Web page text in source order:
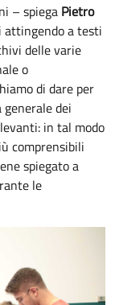
– spiega Pietro
a testi
delle varie
o
di dare per
generale dei
in tal modo
comprensibili
spiegato a
le